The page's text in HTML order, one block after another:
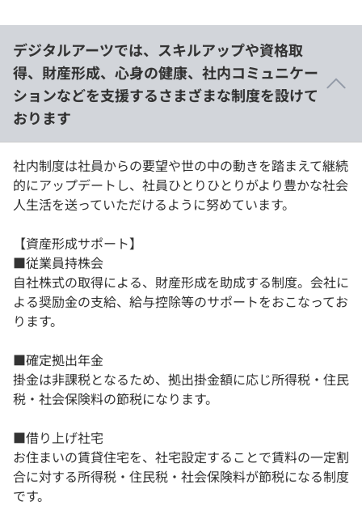
デジタルアーツでは、スキルアップや資格取
得、財産形成、心身の健康、社内コミュニケー
ションなどを支援するさまざまな制度を設けて
おります
社内制度は社員からの要望や世の中の動きを踏まえて継続
的にアップデートし、社員ひとりひとりがより豊かな社会
人生活を送っていただけるように努めています。
【資産形成サポート】
■従業員持株会
自社株式の取得による、財産形成を助成する制度。会社に
よる奨励金の支給、給与控除等のサポートをおこなってお
ります。
■確定拠出年金
掛金は非課税となるため、拠出掛金額に応じ所得税・住民
税・社会保険料の節税になります。
■借り上げ社宅
お住まいの賃貸住宅を、社宅設定することで賃料の一定割
合に対する所得税・住民税・社会保険料が節税になる制度
です。